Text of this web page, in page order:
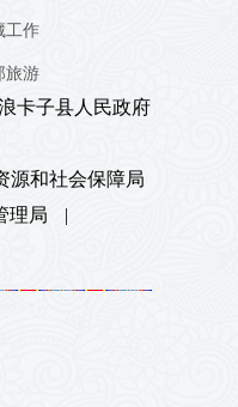
工作
旅游
卡子县人民政府
源和社会保障局
理局
|